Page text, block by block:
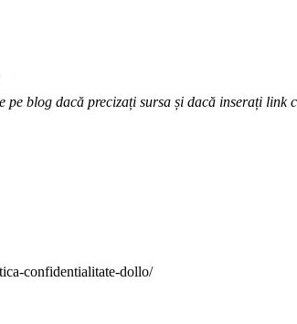
pe blog dacă precizați sursa și dacă inserați
confidentialitate-dollo/